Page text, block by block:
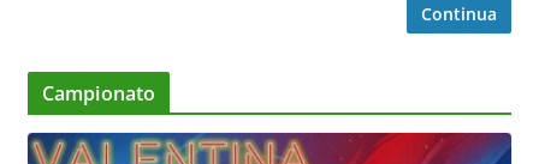
Continua
Campionato